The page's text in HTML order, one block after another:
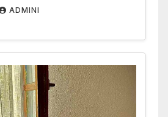
ADMINI